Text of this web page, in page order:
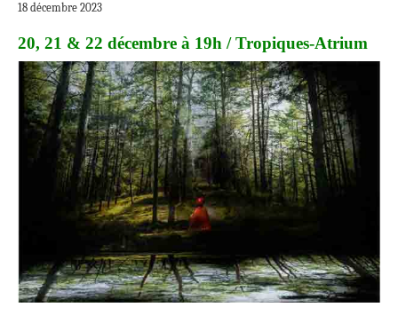
18 décembre 2023
20, 21 & 22 décembre à 19h / Tropiques-Atrium